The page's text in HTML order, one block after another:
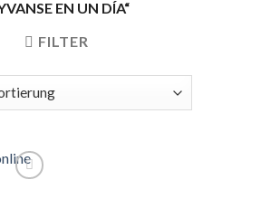
EN UN DÍA“
FILTER